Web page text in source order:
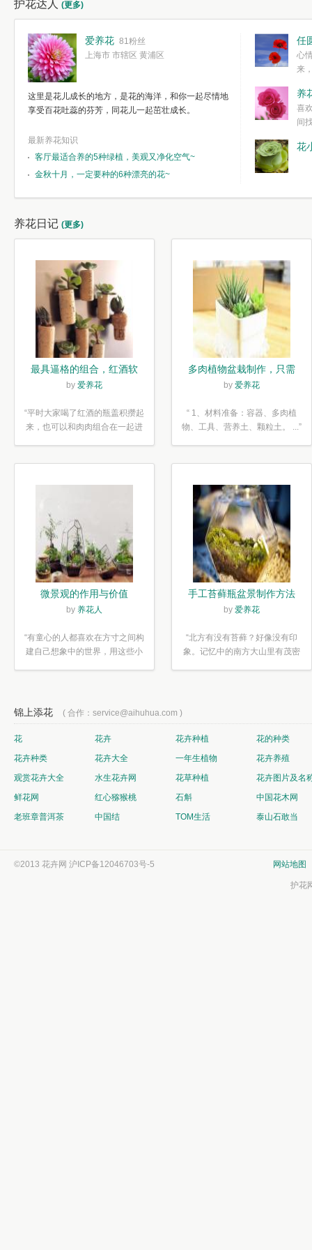
护花达人 (更多)
爱养花 81粉丝
上海市 市辖区 黄浦区
这里是花儿成长的地方，是花的海洋，和你一起尽情地
享受百花吐蕊的芬芳，同花儿一起茁壮成长。
最新养花知识
客厅最适合养的5种绿植，美观又净化空气~
金秋十月，一定要种的6种漂亮的花~
任
心
来
简单愉快的心
我们自己复杂
养
喜
间
花
养花日记 (更多)
最具逼格的组合，红酒软
木塞diy多肉植物盆栽
by 爱养花
“平时大家喝了红酒的瓶盖积攒起
来，也可以和肉肉组合在一起进
多肉植物盆栽制作，只需
简单6步
by 爱养花
“ 1、材料准备：容器、多肉植
物、工具、营养土、颗粒土。 ...”
微景观的作用与价值
by 养花人
“有童心的人都喜欢在方寸之间构
建自己想象中的世界，用这些小
手工苔藓瓶盆景制作方法
by 爱养花
“北方有没有苔藓？好像没有印
象。记忆中的南方大山里有茂密
锦上添花 ( 合作：service@aihuhua.com )
花 花卉 花卉种植
花的种类
花卉种类
花卉大全 一年生植物
花卉养殖
观赏花卉大全
水生花卉网 花草种植
花卉图片及名
鲜花网
红心猕猴桃 石斛
中国花木网
老班章普洱茶
中国结 TOM生活 泰山石敢当
©2013 花卉网 沪ICP备12046703号-5 网站地图
护花